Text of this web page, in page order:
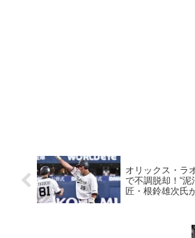
オリックス・ラ
で不調脱却！“泥
匠・根鈴雄次氏